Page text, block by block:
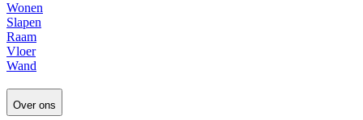
Wonen
Slapen
Raam
Vloer
Wand
Over ons